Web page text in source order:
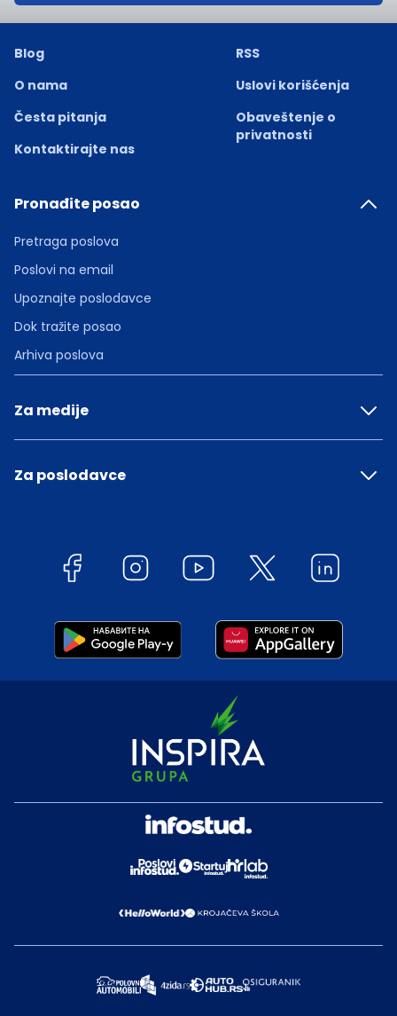
Blog
O nama
Česta pitanja
Kontaktirajte nas
RSS
Uslovi korišćenja
Obaveštenje o
privatnosti
Pronađite posao
Pretraga poslova
Poslovi na email
Upoznajte poslodavce
Dok tražite posao
Arhiva poslova
Za medije
Za poslodavce